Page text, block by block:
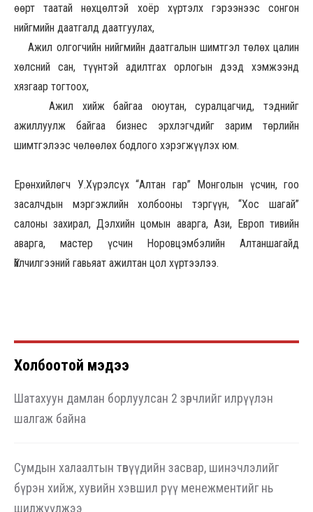
өөрт таатай нөхцөлтэй хоёр хүртэлх гэрээнээс сонгон
нийгмийн даатгалд даатгуулах,
Ажил олгогчийн нийгмийн даатгалын шимтгэл төлөх цалин
хөлсний сан, түүнтэй адилтгах орлогын дээд хэмжээнд
хязгаар тогтоох,
Ажил хийж байгаа оюутан, суралцагчид, тэднийг
ажиллуулж байгаа бизнес эрхлэгчдийг зарим төрлийн
шимтгэлээс чөлөөлөх бодлого хэрэгжүүлэх юм.
Ерөнхийлөгч У.Хүрэлсүх “Алтан гар” Монголын үсчин, гоо
засалчдын мэргэжлийн холбооны тэргүүн, “Хос шагай”
салоны захирал, Дэлхийн цомын аварга, Ази, Европ тивийн
аварга, мастер үсчин Норовцэмбэлийн Алтаншагайд
Үйлчилгээний гавьяат ажилтан цол хүртээлээ.
Холбоотой мэдээ
Шатахуун дамлан борлуулсан 2 зөрчлийг илрүүлэн
шалгаж байна
Сумдын халаалтын төвүүдийн засвар, шинэчлэлийг
бүрэн хийж, хувийн хэвшил рүү менежментийг нь
шилжүүлжээ